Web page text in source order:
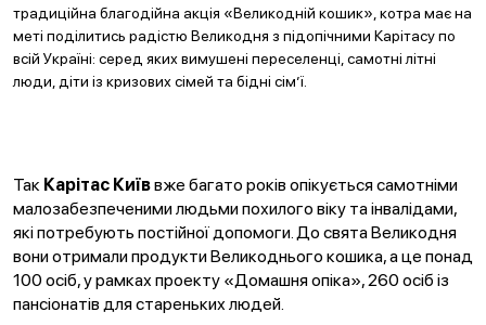
традиційна благодійна акція «Великодній кошик», котра має на
меті поділитись радістю Великодня з підопічними Карітасу по
всій Україні: серед яких вимушені переселенці, самотні літні
люди, діти із кризових сімей та бідні сім’ї.
Так Карітас Київвже багато років опікується самотніми
малозабезпеченими людьми похилого віку та інвалідами,
які потребують постійної допомоги. До свята Великодня
вони отримали продукти Великоднього кошика, а це понад
100 осіб, у рамках проекту «Домашня опіка», 260 осіб із
пансіонатів для стареньких людей.